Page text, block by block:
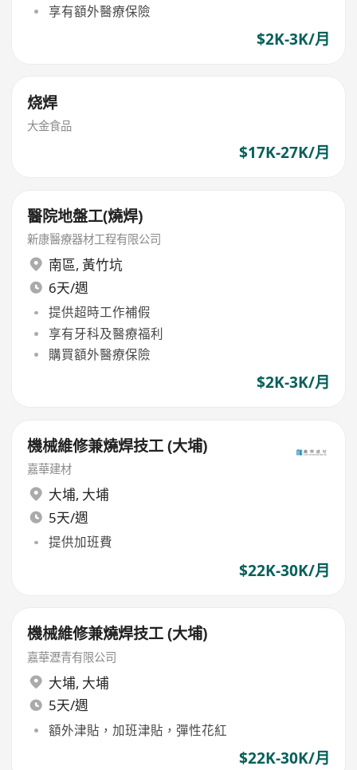
享有額外醫療保險
$2K-3K/月
烧焊
大金食品
$17K-27K/月
醫院地盤工(燒焊)
新康醫療器材工程有限公司
南區, 黃竹坑
6天/週
提供超時工作補假
享有牙科及醫療福利
購買額外醫療保險
$2K-3K/月
機械維修兼燒焊技工 (大埔)
嘉華建材
大埔, 大埔
5天/週
提供加班費
$22K-30K/月
機械維修兼燒焊技工 (大埔)
嘉華瀝青有限公司
大埔, 大埔
5天/週
額外津貼，加班津貼，彈性花紅
$22K-30K/月